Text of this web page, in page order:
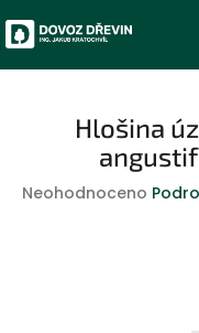
na
obsah
Hlošina
Průměrné
Neohodnoceno